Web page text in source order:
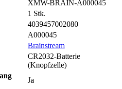
XMW-BRAIN-A000045
1 Stk.
4039457002080
A000045
Brainstream
CR2032-Batterie
(Knopfzelle)
Ja